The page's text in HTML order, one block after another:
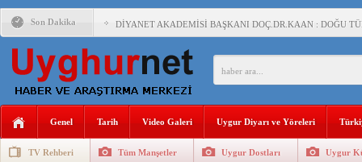
Son Dakika DİYANET AKADEMİSİ BAŞKANI DOÇ.DR.KAAN : DOĞU
150 YILDIR KAYNAYAN YARAMIZ : ÇİN İŞGALİNDEKİ
MHP’DEN URUMÇİ KATLİAMI MESAJİ : 05.07.2009
ÇİN’İN ANKARA BÜYÜKELÇİSİ JİANG’İN TRABZON
Genel Tarih Video Galeri Uygur Diyarı ve Yöreleri
TV Rehberi Tüm Manşetler Uygur Dostları Uygur